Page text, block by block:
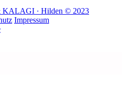
KALAGI · Hilden © 2023
Impressum